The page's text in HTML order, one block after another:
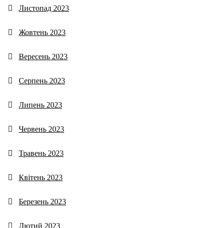
Листопад 2023
Жовтень 2023
Вересень 2023
Серпень 2023
Липень 2023
Червень 2023
Травень 2023
Квітень 2023
Березень 2023
Лютий 2023